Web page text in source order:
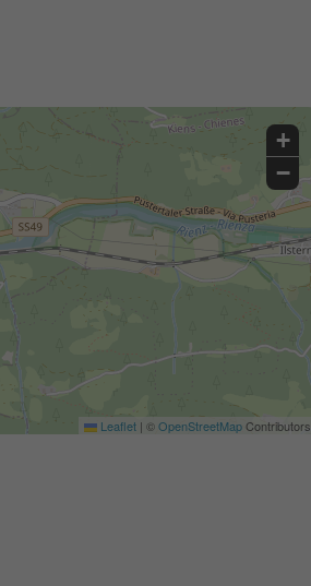
+
−
Leaflet | ©OpenStreetMapContributors